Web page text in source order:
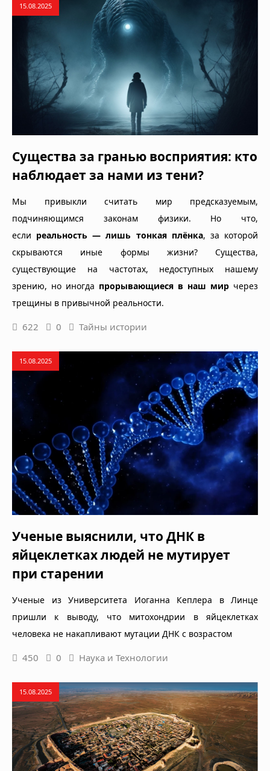
15.08.2025
Существа за гранью восприятия: кто
наблюдает за нами из тени?
Мы привыкли считать мир предсказуемым,
подчиняющимся законам физики. Но что,
если реальность — лишь тонкая плёнка, за которой
скрываются иные формы жизни? Существа,
существующие на частотах, недоступных нашему
зрению, но иногда прорывающиеся в наш мир через
трещины в привычной реальности.
622 0 Тайны истории
15.08.2025
Ученые выяснили, что ДНК в
яйцеклетках людей не мутирует
при старении
Ученые из Университета Иоганна Кеплера в Линце
пришли к выводу, что митохондрии в яйцеклетках
человека не накапливают мутации ДНК с возрастом
450 0 Наука и Технологии
15.08.2025